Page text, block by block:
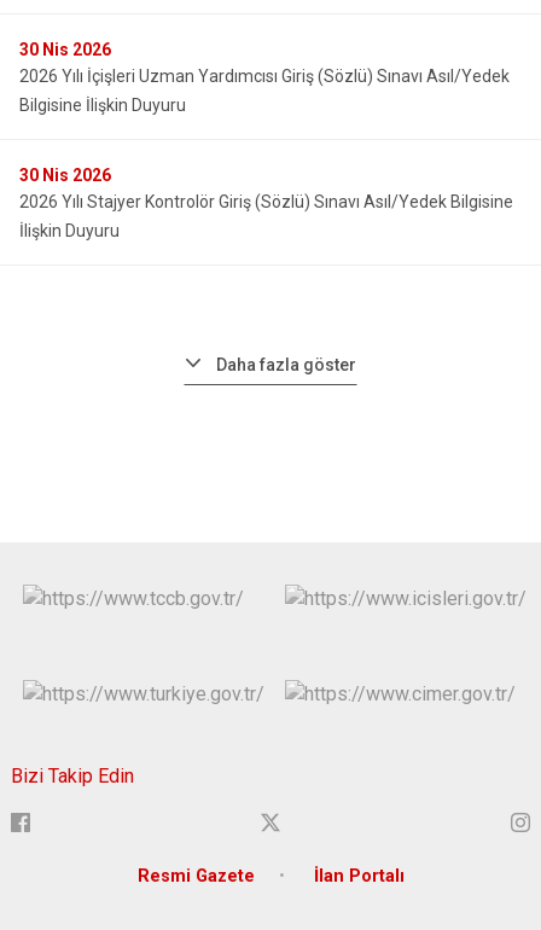
30 Nis 2026
2026 Yılı İçişleri Uzman Yardımcısı Giriş (Sözlü) Sınavı Asıl/Yedek
Bilgisine İlişkin Duyuru
30 Nis 2026
2026 Yılı Stajyer Kontrolör Giriş (Sözlü) Sınavı Asıl/Yedek Bilgisine
İlişkin Duyuru
Daha fazla göster
Bizi Takip Edin
Resmi Gazete İlan Portalı